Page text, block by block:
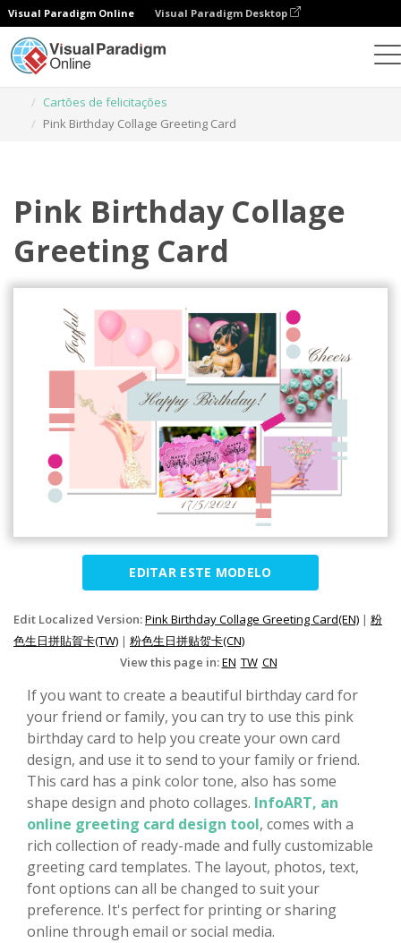
Visual Paradigm Online Visual Paradigm Desktop
Cartões de felicitações
Pink Birthday Collage Greeting Card
Pink Birthday Collage
Greeting Card
EDITAR ESTE MODELO
Edit Localized Version:Pink Birthday Collage Greeting Card(EN) | 粉
色生日拼貼賀卡(TW) | 粉色生日拼贴贺卡(CN)
View this page in:EN TW CN
If you want to create a beautiful birthday card for
your friend or family, you can try to use this pink
birthday card to help you create your own card
design, and use it to send to your family or friend.
This card has a pink color tone, also has some
shape design and photo collages. InfoART, an
online greeting card design tool, comes with a
rich collection of ready-made and fully customizable
greeting card templates. The layout, photos, text,
font options can all be changed to suit your
preference. It's perfect for printing or sharing
online through email or social media.